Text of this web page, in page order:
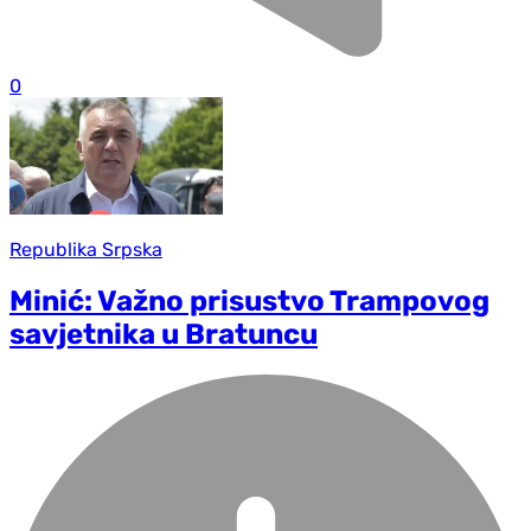
0
Republika Srpska
Minić: Važno prisustvo Trampovog
savjetnika u Bratuncu